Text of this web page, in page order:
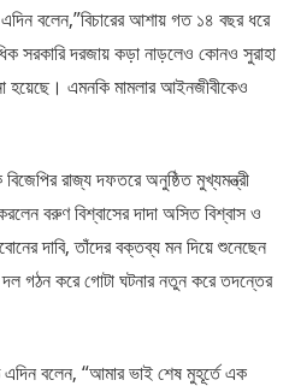
বলেন,”বিচারের আশায় গত ১৪ বছর ধরে
সরকারি দরজায় কড়া নাড়লেও কোনও সুরাহা
হয়েছে। এমনকি মামলার আইনজীবীকেও
বিজেপির রাজ্য দফতরে অনুষ্ঠিত মুখ্যমন্ত্রী
বরুণ বিশ্বাসের দাদা অসিত বিশ্বাস ও
দাবি, তাঁদের বক্তব্য মন দিয়ে শুনেছেন
দল গঠন করে গোটা ঘটনার নতুন করে তদন্তের
এদিন বলেন, “আমার ভাই শেষ মুহূর্তে এক